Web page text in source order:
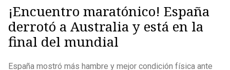
¡Encuentro maratónico! España
derrotó a Australia y está en la
final del mundial
España mostró más hambre y mejor condición física ante